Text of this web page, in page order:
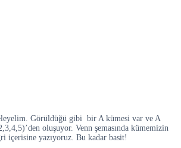
Görüldüğü gibi bir A kümesi var ve A
oluşuyor. Venn şemasında kümemizin
içerisine yazıyoruz. Bu kadar basit!